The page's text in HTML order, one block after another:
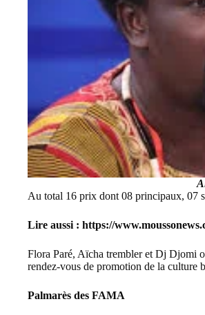
Au total 16 prix dont 08 principaux, 07
Lire aussi : https://
Flora Paré, Aïcha trembler et Dj Djomi
rendez-vous de promotion de la culture
Palmarès des FAMA